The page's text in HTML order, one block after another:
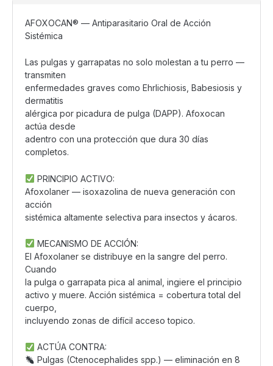
AFOXOCAN® — Antiparasitario Oral de Acción
Sistémica
Las pulgas y garrapatas no solo molestan a tu perro —
transmiten
enfermedades graves como Ehrlichiosis, Babesiosis y
dermatitis
alérgica por picadura de pulga (DAPP). Afoxocan
actúa desde
adentro con una protección que dura 30 días
completos.
PRINCIPIO ACTIVO:
Afoxolaner — isoxazolina de nueva generación con
acción
sistémica altamente selectiva para insectos y ácaros.
MECANISMO DE ACCIÓN:
El Afoxolaner se distribuye en la sangre del perro.
Cuando
la pulga o garrapata pica al animal, ingiere el principio
activo y muere. Acción sistémica = cobertura total del
cuerpo,
incluyendo zonas de difícil acceso topico.
ACTÚA CONTRA:
Pulgas (Ctenocephalides spp.) — eliminación en 8